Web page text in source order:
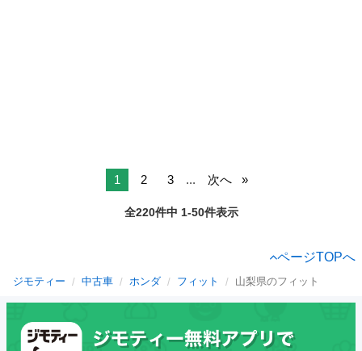
1 2 3 ... 次へ
全220件中 1-50件表示
ページTOPへ
ジモティー 中古車 ホンダ フィット 山梨県のフィット